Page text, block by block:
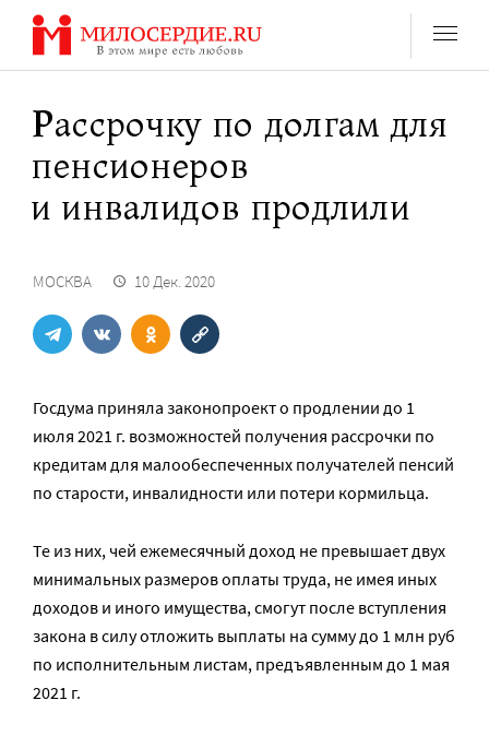
Перейти
содержанию
Рассрочку по долгам для
пенсионеров
и инвалидов продлили
МОСКВА 10 Дек. 2020
Госдума приняла законопроект о продлении до 1
июля 2021 г. возможностей получения рассрочки по
кредитам для малообеспеченных получателей пенсий
по старости, инвалидности или потери кормильца.
Те из них, чей ежемесячный доход не превышает двух
минимальных размеров оплаты труда, не имея иных
доходов и иного имущества, смогут после вступления
закона в силу отложить выплаты на сумму до 1 млн руб
по исполнительным листам, предъявленным до 1 мая
2021 г.